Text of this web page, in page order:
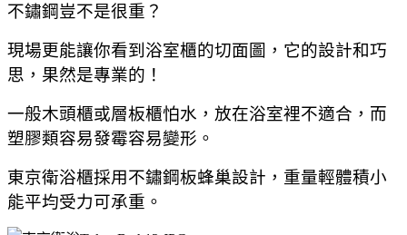
不鏽鋼豈不是很重？
現場更能讓你看到 浴室櫃的切面圖，它的設計和巧
思，果然是專業的！
一般木頭櫃或層板櫃怕水，放在浴室裡不適合，而
塑膠類容易發霉容易變形。
東京衛浴櫃採用不鏽鋼板蜂巢設計，重量輕體積小
能平均受力可承重。